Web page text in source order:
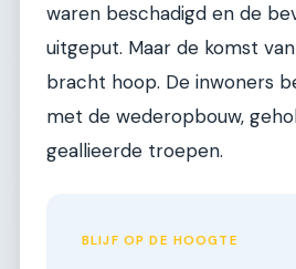
waren beschadigd en de
uitgeput. Maar de komst
bracht hoop. De inwoners
met de wederopbouw,
geallieerde troepen.
BLIJF OP DE HOOGTE